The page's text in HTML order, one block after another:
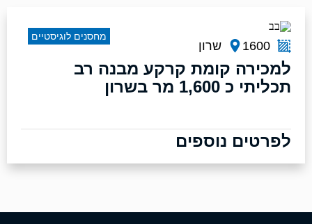
1600 שרון
למכירה קומת קרקע מבנה רב
תכליתי כ 1,600 מר בשרון
לפרטים נוספים
מחסנים לוגיסטיים